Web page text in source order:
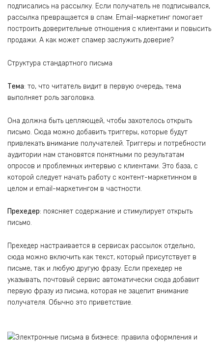
подписались на рассылку. Если получатель не подписывался,
рассылка превращается в спам. Email-маркетинг помогает
построить доверительные отношения с клиентами и повысить
продажи. А как может спамер заслужить доверие?
Структура стандартного письма
Тема: то, что читатель видит в первую очередь, тема
выполняет роль заголовка.
Она должна быть цепляющей, чтобы захотелось открыть
письмо. Сюда можно добавить триггеры, которые будут
привлекать внимание получателей. Триггеры и потребности
аудитории нам становятся понятными по результатам
опросов и проблемных интервью с клиентами. Это база, с
которой следует начать работу с контент-маркетинном в
целом и email-маркетингом в частности.
Прехедер: поясняет содержание и стимулирует открыть
письмо.
Прехедер настраивается в сервисах рассылок отдельно,
сюда можно включить как текст, который присутствует в
письме, так и любую другую фразу. Если прехедер не
указывать, почтовый сервис автоматически сюда добавит
первую фразу из письма, которая не зацепит внимание
получателя. Обычно это приветствие.